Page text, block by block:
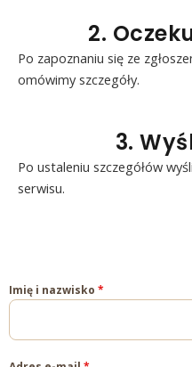
2.
Po zapoznaniu się ze
omówimy szczegóły.
3.
Po ustaleniu szczegółów
serwisu.
Imię i nazwisko *